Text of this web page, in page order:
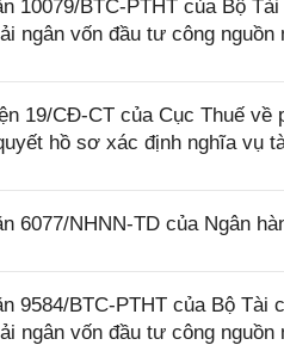
10079/BTC-PTHT của Bộ
ngân vốn đầu tư công
19/CĐ-CT của Cục Thuế
hồ sơ xác định nghĩa vụ
6077/NHNN-TD của Ngân
9584/BTC-PTHT của Bộ Tài
ngân vốn đầu tư công